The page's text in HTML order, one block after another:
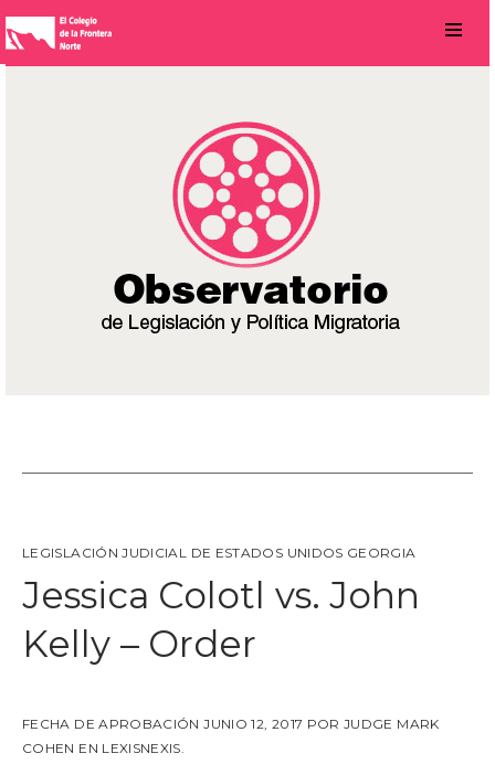
LEGISLACIÓN JUDICIAL DE ESTADOS UNIDOS GEORGIA
Jessica Colotl vs. John
Kelly – Order
FECHA DE APROBACIÓN JUNIO 12, 2017 POR JUDGE MARK
COHEN EN LEXISNEXIS.